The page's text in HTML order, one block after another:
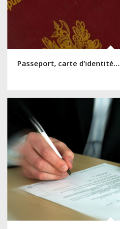
Passeport, carte d’identité…